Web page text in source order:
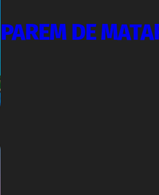
PAREM DE